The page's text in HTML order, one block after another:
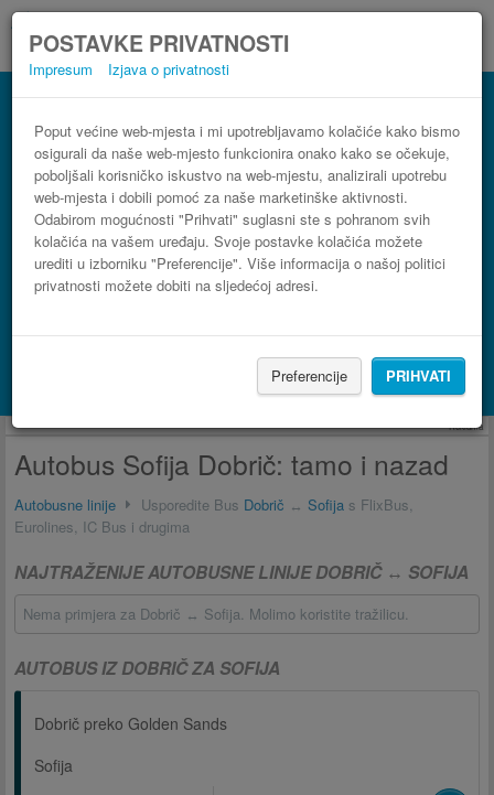
POSTAVKE PRIVATNOSTI
Impresum Izjava o privatnosti
Poput većine web-mjesta i mi upotrebljavamo kolačiće kako bismo
osigurali da naše web-mjesto funkcionira onako kako se očekuje,
poboljšali korisničko iskustvo na web-mjestu, analizirali upotrebu
web-mjesta i dobili pomoć za naše marketinške aktivnosti.
Odabirom mogućnosti "Prihvati" suglasni ste s pohranom svih
kolačića na vašem uređaju. Svoje postavke kolačića možete
urediti u izborniku "Preferencije". Više informacija o našoj politici
privatnosti možete dobiti na sljedećoj adresi.
Preferencije PRIHVATI
Autobus Dobrič Sofija
3 koraka do najpovoljnije autobusne karte
Potraži smještaj s Booking.com
Reklama
Autobus Sofija Dobrič: tamo i nazad
Autobusne linije Usporedite Bus Dobrič ↔ Sofija s FlixBus,
Eurolines, IC Bus i drugima
NAJTRAŽENIJE AUTOBUSNE LINIJE DOBRIČ ↔ SOFIJA
Nema primjera za Dobrič ↔ Sofija. Molimo koristite tražilicu.
AUTOBUS IZ DOBRIČ ZA SOFIJA
Dobrič preko Golden Sands
Sofija